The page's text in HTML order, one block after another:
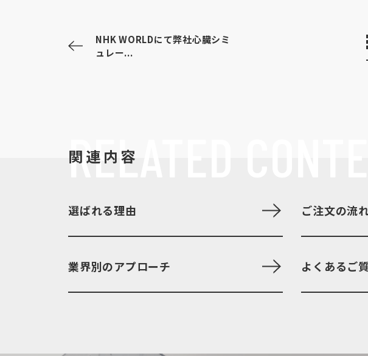
NHK WORLDにて弊社心臓シミ
ュレー...
RELATED
関連内容
選ばれる理由 ご注文の流
業界別のアプローチ よくあるご